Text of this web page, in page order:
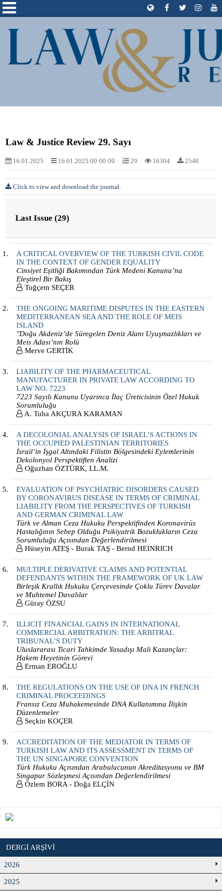
Law & Justice Review 29. Sayı
16.01.2025 16.01.2025 00:00:00 29 16304 2548
Click to view and download the journal.
Last Issue (29)
A CRITICAL OVERVIEW OF THE TURKISH CIVIL CODE
IN THE CONTEXT OF GENDER EQUALITY
Cinsiyet Eşitliği Bakımından Türk Medeni Kanunu’na
Eleştirel Bir Bakış
Tuğçem SEÇER
THE ONGOING MARITIME DISPUTES IN THE EASTERN
MEDITERRANEAN SEA AND THE ROLE OF MEIS
ISLAND
"Doğu Akdeniz’de Süregelen Deniz Alanı Uyuşmazlıkları ve
Meis Adası’nın Rolü
Merve GERTİK
LIABILITY OF THE PHARMACEUTICAL
MANUFACTURER IN PRIVATE LAW ACCORDING TO
LAW NO. 7223
7223 Sayılı Kanunu Uyarınca İlaç Üreticisinin Özel Hukuk
Sorumluluğu
A. Tuba AKÇURA KARAMAN
A DECOLONIAL ANALYSIS OF ISRAEL’S ACTIONS IN
THE OCCUPIED PALESTINIAN TERRITORIES
İsrail’in İşgal Altındaki Filistin Bölgesindeki Eylemlerinin
Dekolonyol Perspektiften Analizi
Oğuzhan ÖZTÜRK, LL.M.
EVALUATION OF PSYCHIATRIC DISORDERS CAUSED
BY CORONAVIRUS DISEASE IN TERMS OF CRIMINAL
LIABILITY FROM THE PERSPECTIVES OF TURKISH
AND GERMAN CRIMINAL LAW
Türk ve Alman Ceza Hukuku Perspektifinden Koronavirüs
Hastalığının Sebep Olduğu Psikiyatrik Bozuklukların Ceza
Sorumluluğu Açısından Değerlendirilmesi
Hüseyin ATEŞ - Burak TAŞ - Bernd HEINRICH
MULTIPLE DERIVATIVE CLAIMS AND POTENTIAL
DEFENDANTS WITHIN THE FRAMEWORK OF UK LAW
Birleşik Krallık Hukuku Çerçevesinde Çoklu Türev Davalar
ve Muhtemel Davalılar
Güray ÖZSU
ILLICIT FINANCIAL GAINS IN INTERNATIONAL
COMMERCIAL ARBITRATION: THE ARBITRAL
TRIBUNAL’S DUTY
Uluslararası Ticari Tahkimde Yasadışı Mali Kazançlar:
Hakem Heyetinin Görevi
Erman EROĞLU
THE REGULATIONS ON THE USE OF DNA IN FRENCH
CRIMINAL PROCEEDINGS
Fransız Ceza Muhakemesinde DNA Kullanımına İlişkin
Düzenlemeler
Seçkin KOÇER
ACCREDITATION OF THE MEDIATOR IN TERMS OF
TURKISH LAW AND ITS ASSESSMENT IN TERMS OF
THE UN SINGAPORE CONVENTION
Türk Hukuku Açısından Arabulucunun Akreditasyonu ve BM
Singapur Sözleşmesi Açısından Değerlendirilmesi
Özlem BORA - Doğa ELÇİN
DERGİ ARŞİVİ
2026
2025